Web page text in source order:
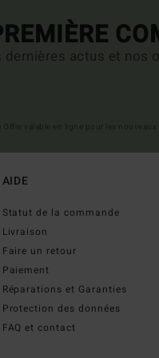
actus et nos
AIDE
Statut de la commande
Livraison
Faire un retour
Paiement
Réparations et Garanties
Protection des données
FAQ et contact